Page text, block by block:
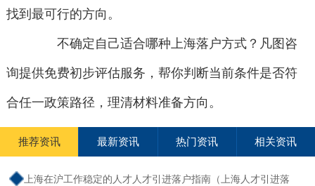
找到最可行的方向。
不确定自己适合哪种上海落户方式？凡图咨
询提供免费初步评估服务，帮你判断当前条件是否符
合任一政策路径，理清材料准备方向。
推荐资讯 最新资讯 热门资讯 相关资讯
上海在沪工作稳定的人才人才引进落户指南（上海人才引进落